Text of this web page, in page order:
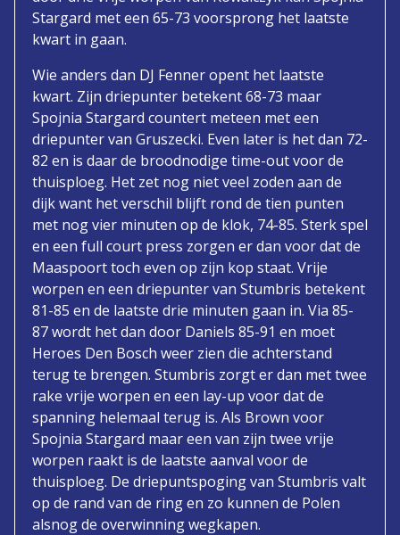
Stargard met een 65-73 voorsprong het laatste
kwart in gaan.
Wie anders dan DJ Fenner opent het laatste
kwart. Zijn driepunter betekent 68-73 maar
Spojnia Stargard countert meteen met een
driepunter van Gruszecki. Even later is het dan 72-
82 en is daar de broodnodige time-out voor de
thuisploeg. Het zet nog niet veel zoden aan de
dijk want het verschil blijft rond de tien punten
met nog vier minuten op de klok, 74-85. Sterk spel
en een full court press zorgen er dan voor dat de
Maaspoort toch even op zijn kop staat. Vrije
worpen en een driepunter van Stumbris betekent
81-85 en de laatste drie minuten gaan in. Via 85-
87 wordt het dan door Daniels 85-91 en moet
Heroes Den Bosch weer zien die achterstand
terug te brengen. Stumbris zorgt er dan met twee
rake vrije worpen en een lay-up voor dat de
spanning helemaal terug is. Als Brown voor
Spojnia Stargard maar een van zijn twee vrije
worpen raakt is de laatste aanval voor de
thuisploeg. De driepuntspoging van Stumbris valt
op de rand van de ring en zo kunnen de Polen
alsnog de overwinning wegkapen.